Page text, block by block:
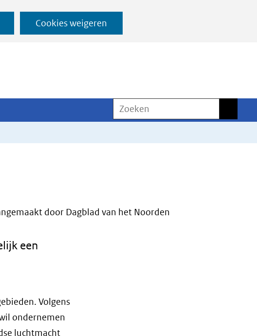
Cookies weigeren
Zoeken
door Dagblad van het Noorden
een
Volgens
ondernemen
luchtmacht